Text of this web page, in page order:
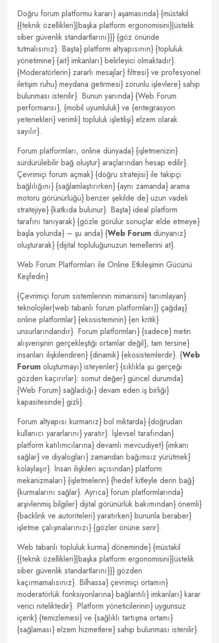
Doğru forum platformu kararı} aşamasında} {müstakil
{{teknik özellikleri}|başka platform ergonomisini}|üstelik
siber güvenlik standartlarını}}} {göz önünde
tutmalısınız}. Başta} platform altyapısının} {topluluk
yönetimine} {ait} imkanları} belirleyici olmaktadır}.
{Moderatörlerin} zararlı mesajlar} filtresi} ve profesyonel
iletişim ruhu} meydana getirmesi} zorunlu işlevlere} sahip
bulunması istenilir}. Bunun yanında} {Web Forum
performansı}, {mobil uyumluluk} ve {entegrasyon
yetenekleri} verimli} topluluk işletilişi} elzem olarak
sayılır}.
Forum platformları, online dünyada} {işletmenizin}
sürdürülebilir bağ oluştur} araçlarından hesap edilir}.
Çevrimiçi forum açmak} {doğru stratejisi} ile takipçi
bağlılığını} {sağlamlaştırırken} {aynı zamanda} arama
motoru görünürlüğü} benzer şekilde de} uzun vadeli
stratejiye} {katkıda bulunur}. Başta} ideal platform
tarafını tanıyarak} {gözle görülür sonuçlar elde etmeye}
başla yolunda} – şu anda} {Web Forum dünyanız}
oluşturarak} {dijital topluluğunuzun temellerini at}.
Web Forum Platformları ile Online Etkileşimin Gücünü
Keşfedin}
{Çevrimiçi forum sistemlerinin mimarisini} tanımlayan}
teknolojiler|web tabanlı forum platformları}} çağdaş}
online platformlar} {ekosisteminin} {en kritik}
unsurlarındandır}. Forum platformları} {sadece} metin
alışverişinin gerçekleştiği ortamlar değil}, tam tersine}
insanları ilişkilendiren} {dinamik} {ekosistemlerdir}. {Web
Forum oluşturmayı} isteyenler} {sıklıkla şu gerçeği
gözden kaçırırlar}: somut değer} güncel durumda}
{Web Forum} sağladığı} devam eden iş birliği}
kapasitesinde} gizli}.
Forum altyapısı kurmanız} bol miktarda} {doğrudan
kullanıcı yararlarını} yaratır}. İşlevsel tarafından}
platform katılımcılarına} devamlı mevcudiyet} {imkanı
sağlar} ve diyalogları} zamandan bağımsız yürütmek}
kolaylaşır}. İnsan ilişkileri açısından} platform
mekanizmaları} {işletmelerin} {hedef kitleyle derin bağ}
{kurmalarını sağlar}. Ayrıca} forum platformlarında}
arşivlenmiş bilgiler} dijital görünürlük bakımından} önemli}
{backlink ve autoriteleri} yaratırken} bununla beraber}
işletme çalışmalarınızı} {gözler önüne serir}.
Web tabanlı topluluk kurma} döneminde} {müstakil
{{teknik özellikleri}|başka platform ergonomisini}|üstelik
siber güvenlik standartlarını}}} gözden
kaçırmamalısınız}. Bilhassa} çevrimiçi ortamın}
moderatörlük fonksiyonlarına} bağlantılı} imkanları} karar
verici niteliktedir}. Platform yöneticilerinin} uygunsuz
içerik} {temizlemesi} ve {sağlıklı tartışma ortamı}
{sağlaması} elzem hizmetlere} sahip bulunması istenilir}.